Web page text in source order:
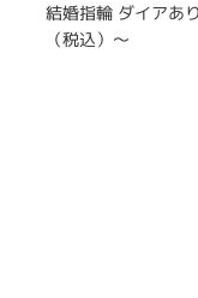
結婚指輪 ダイアあ
（税込）〜